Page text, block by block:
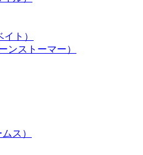
ト）
ンストーマー）
ス）